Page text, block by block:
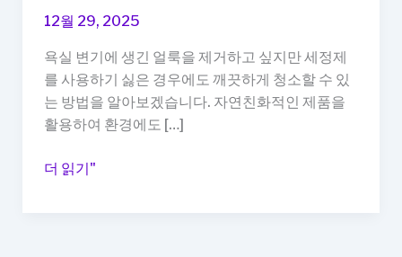
12월 29, 2025
욕실 변기에 생긴 얼룩을 제거하고 싶지만 세정제
를 사용하기 싫은 경우에도 깨끗하게 청소할 수 있
는 방법을 알아보겠습니다. 자연친화적인 제품을
활용하여 환경에도 […]
욕
더 읽기"